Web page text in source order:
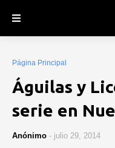
Página Principal
Águilas y
serie en
Anónimo - julio 29, 2014